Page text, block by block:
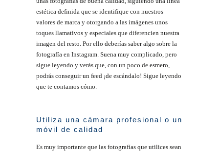
estética definida que se identifique con nuestros
valores de marca y otorgando a las imágenes unos
toques llamativos y especiales que diferencien nuestra
imagen del resto. Por ello deberías saber algo sobre la
fotografía en Instagram. Suena muy complicado, pero
sigue leyendo y verás que, con un poco de esmero,
podrás conseguir un feed ¡de escándalo! Sigue leyendo
que te contamos cómo.
Utiliza una cámara profesional o un
móvil de calidad
Es muy importante que las fotografías que utilices sean